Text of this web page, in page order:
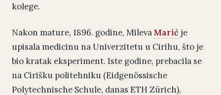
kolege.
Nakon mature, 1896. godine, MilevaMarić je
upisala medicinu na Univerzitetu u Cirihu, što je
bio kratak eksperiment. Iste godine, prebacila se
na Cirišku politehniku (Eidgenössische
Polytechnische Schule, danas ETH Zürich),